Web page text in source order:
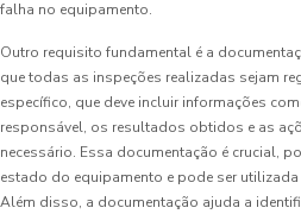
falha no equipamento.
Outro requisito fundamental é a
que todas as inspeções realizadas sejam
específico, que deve incluir informações
responsável, os resultados obtidos e as
necessário. Essa documentação é crucial,
estado do equipamento e pode ser
Além disso, a documentação ajuda a